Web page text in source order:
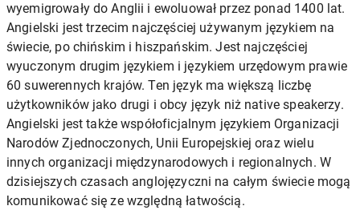
wyemigrowały do Anglii i ewoluował przez ponad 1400 lat.
Angielski jest trzecim najczęściej używanym językiem na
świecie, po chińskim i hiszpańskim. Jest najczęściej
wyuczonym drugim językiem i językiem urzędowym prawie
60 suwerennych krajów. Ten język ma większą liczbę
użytkowników jako drugi i obcy język niż native speakerzy.
Angielski jest także współoficjalnym językiem Organizacji
Narodów Zjednoczonych, Unii Europejskiej oraz wielu
innych organizacji międzynarodowych i regionalnych. W
dzisiejszych czasach anglojęzyczni na całym świecie mogą
komunikować się ze względną łatwością.